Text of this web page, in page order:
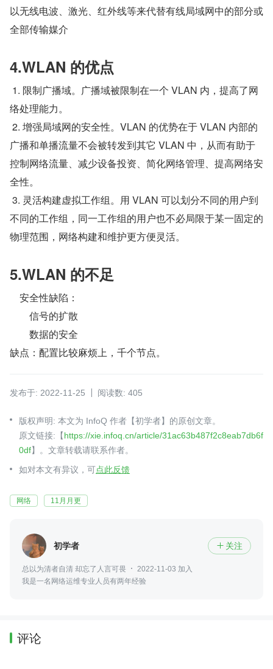
以无线电波、激光、红外线等来代替有线局域网中的部分或
全部传输媒介
4.WLAN 的优点
络处理能力。
广播和单播流量不会被转发到其它 VLAN 中，从而有助于
控制网络流量、减少设备投资、简化网络管理、提高网络安
全性。
不同的工作组，同一工作组的用户也不必局限于某一固定的
物理范围，网络构建和维护更方便灵活。
5.WLAN 的不足
    安全性缺陷：
        信号的扩散
        数据的安全
缺点：配置比较麻烦上，千个节点。
发布于: 2022-11-25 阅读数: 405
版权声明: 本文为 InfoQ 作者【初学者】的原创文章。
原文链接:【https://xie.infoq.cn/article/31ac63b487f2c8eab7db6f
0df】。文章转载请联系作者。
如对本文有异议，可点此反馈
网络 11月月更
初学者  关注
总以为清者自清 却忘了人言可畏
2022-11-03 加入
我是一名网络运维专业人员有两年经验
评论